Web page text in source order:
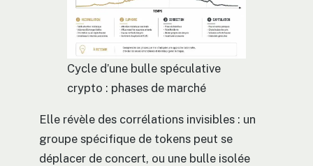
Cycle d’une bulle spéculative
crypto : phases de marché
Elle révèle des corrélations invisibles : un
groupe spécifique de tokens peut se
déplacer de concert, ou une bulle isolée